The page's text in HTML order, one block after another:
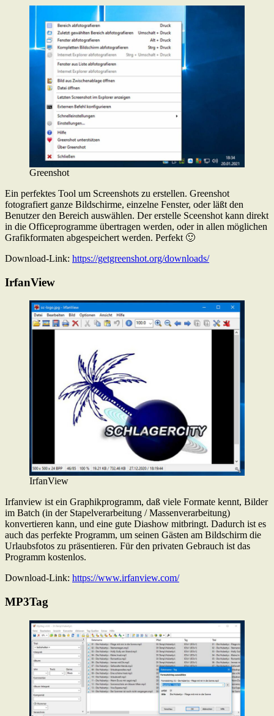
Greenshot
Ein perfektes Tool um Screenshots zu erstellen. Greenshot
fotografiert ganze Bildschirme, einzelne Fenster, oder läßt den
Benutzer den Bereich auswählen. Der erstelle Sceenshot kann direkt
in die Officeprogramme übertragen werden, oder in allen möglichen
Grafikformaten abgespeichert werden. Perfekt 🙂
Download-Link: https://getgreenshot.org/downloads/
IrfanView
IrfanView
Irfanview ist ein Graphikprogramm, daß viele Formate kennt, Bilder
im Batch (in der Stapelverarbeitung / Massenverarbeitung)
konvertieren kann, und eine gute Diashow mitbringt. Dadurch ist es
auch das perfekte Programm, um seinen Gästen am Bildschirm die
Urlaubsfotos zu präsentieren. Für den privaten Gebrauch ist das
Programm kostenlos.
Download-Link: https://www.irfanview.com/
MP3Tag